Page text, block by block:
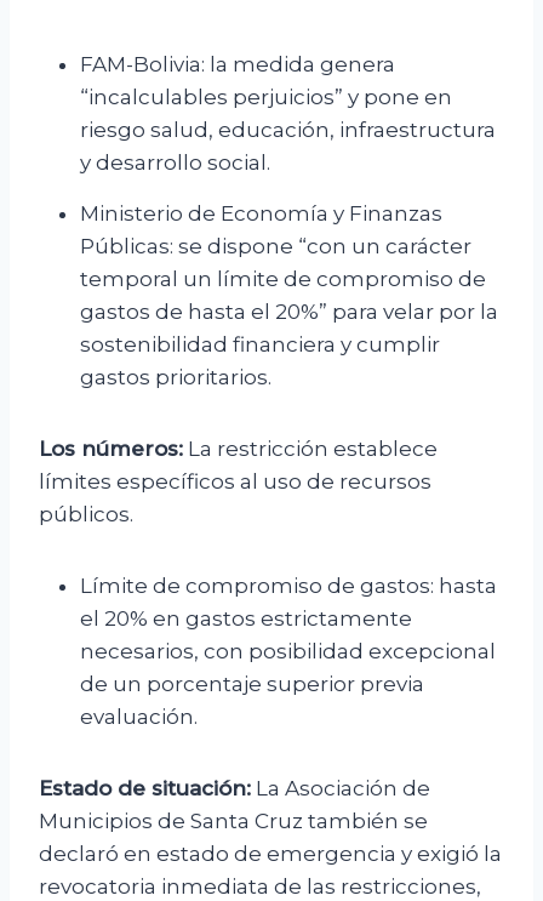
FAM-Bolivia: la medida genera
“incalculables perjuicios” y pone en
riesgo salud, educación, infraestructura
y desarrollo social.
Ministerio de Economía y Finanzas
Públicas: se dispone “con un carácter
temporal un límite de compromiso de
gastos de hasta el 20%” para velar por la
sostenibilidad financiera y cumplir
gastos prioritarios.
Los números: La restricción establece
límites específicos al uso de recursos
públicos.
Límite de compromiso de gastos: hasta
el 20% en gastos estrictamente
necesarios, con posibilidad excepcional
de un porcentaje superior previa
evaluación.
Estado de situación: La Asociación de
Municipios de Santa Cruz también se
declaró en estado de emergencia y exigió la
revocatoria inmediata de las restricciones,